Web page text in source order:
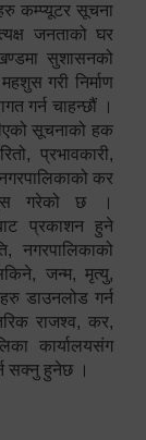
कम्प्यूटर सूचना
जनताको घर
सुशासनको
गरी निर्माण
गर्न चाहन्छौं ।
सूचनाको हक
प्रभावकारी,
कर
गरेको छ ।
प्रकाशन हुने
नगरपालिकाको
जन्म, मृत्यु,
डाउनलोड गर्न
राजश्व, कर,
कार्यालयसंग
सक्नु हुनेछ ।